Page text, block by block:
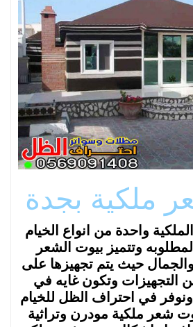
ملكية بجدة
واحدة من انواع الخيام
وتتميز بيوت الشعر
والجمال حيث يتم تجهيزها على
وتكون غايه في
في احتراف الظل للخيام
شعر ملكية مودرن وتراثية